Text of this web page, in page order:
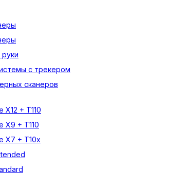
с трекером
сканеров
X12 + T110
X9 + T110
X7 + T10x